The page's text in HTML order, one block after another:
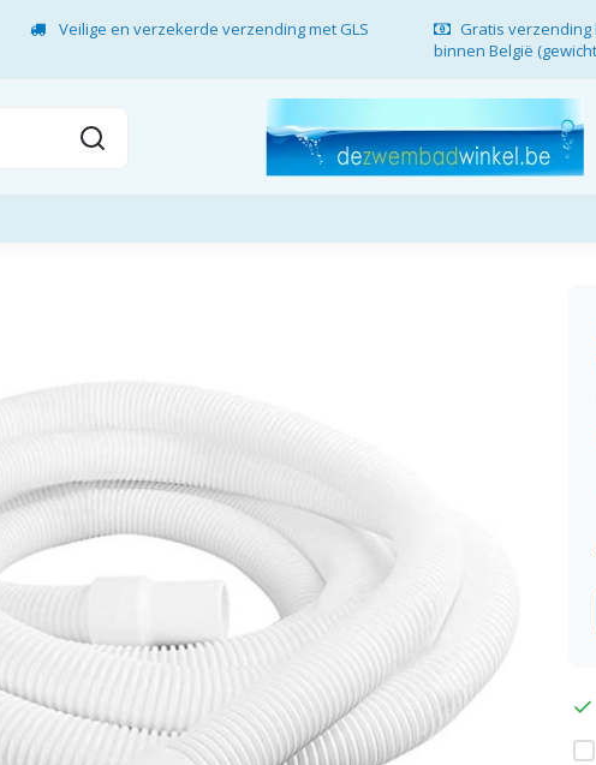
Veilige en verzekerde verzending met GLS
Gratis verzending
binnen België